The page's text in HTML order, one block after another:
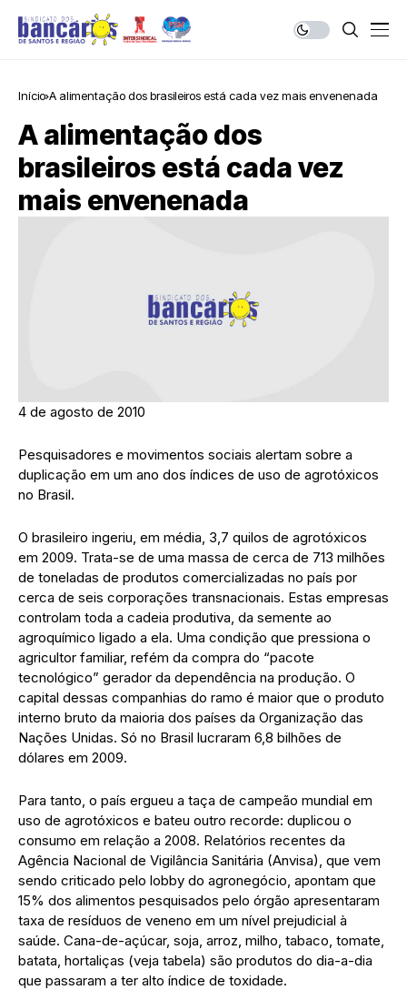
Início A alimentação dos brasileiros está cada vez mais envenenada
A alimentação dos
brasileiros está cada vez
mais envenenada
4 de agosto de 2010
Pesquisadores e movimentos sociais alertam sobre a
duplicação em um ano dos índices de uso de agrotóxicos
no Brasil.
O brasileiro ingeriu, em média, 3,7 quilos de agrotóxicos
em 2009. Trata-se de uma massa de cerca de 713 milhões
de toneladas de produtos comercializadas no país por
cerca de seis corporações transnacionais. Estas empresas
controlam toda a cadeia produtiva, da semente ao
agroquímico ligado a ela. Uma condição que pressiona o
agricultor familiar, refém da compra do “pacote
tecnológico” gerador da dependência na produção. O
capital dessas companhias do ramo é maior que o produto
interno bruto da maioria dos países da Organização das
Nações Unidas. Só no Brasil lucraram 6,8 bilhões de
dólares em 2009.
Para tanto, o país ergueu a taça de campeão mundial em
uso de agrotóxicos e bateu outro recorde: duplicou o
consumo em relação a 2008. Relatórios recentes da
Agência Nacional de Vigilância Sanitária (Anvisa), que vem
sendo criticado pelo lobby do agronegócio, apontam que
15% dos alimentos pesquisados pelo órgão apresentaram
taxa de resíduos de veneno em um nível prejudicial à
saúde. Cana-de-açúcar, soja, arroz, milho, tabaco, tomate,
batata, hortaliças (veja tabela) são produtos do dia-a-dia
que passaram a ter alto índice de toxidade.